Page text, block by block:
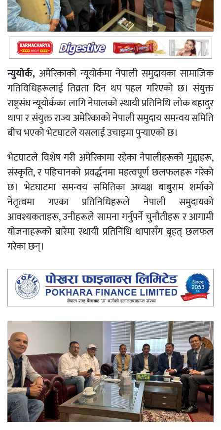
न्युयोर्क, अमेरिकाको न्यूयोर्कमा नेपाली समुदायका सामाजिक
गतिविधिहरूलाई तिव्रता दिन थप पहल गरिएको छ। संयुक्त
राष्ट्रसंघ न्यूयोर्कका लागि नेपालको स्थायी प्रतिनिधि लोक बहादुर
थापा र संयुक्त राज्य अमेरिकाको नेपाली समुदाय समन्वय समिति
बीच भएको भेटघाटले यसलाई उचाइमा पुर्याएको छ।
भेटघाटले विशेष गरी अमेरिकामा रहेका नेपालीहरूको मुद्दाहरू,
संस्कृति, र पहिचानको प्रवर्द्धनमा महत्वपूर्ण छलफलहरू गरेको
छ। भेटघाटमा समन्वय समितिका अध्यक्ष बाबुराम शर्माको
नेतृत्वमा गएका प्रतिनिधिहरूले नेपाली समुदायको
आवश्यकताहरू, उनीहरूले सामना गर्नुपर्ने चुनौतीहरू र आगामी
योजनाहरूको बारेमा स्थायी प्रतिनिधि थापासँग बृहत् छलफल
गरेका छन्।